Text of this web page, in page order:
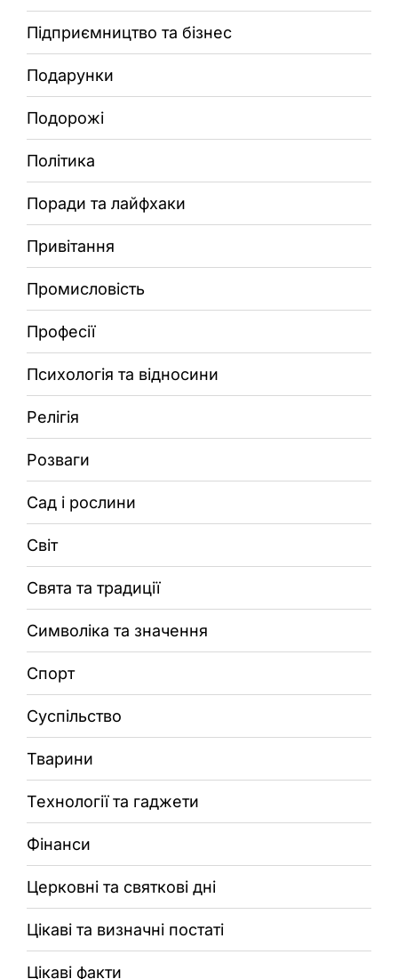
Підприємництво та бізнес
Подарунки
Подорожі
Політика
Поради та лайфхаки
Привітання
Промисловість
Професії
Психологія та відносини
Релігія
Розваги
Сад і рослини
Світ
Свята та традиції
Символіка та значення
Спорт
Суспільство
Тварини
Технології та гаджети
Фінанси
Церковні та святкові дні
Цікаві та визначні постаті
Цікаві факти